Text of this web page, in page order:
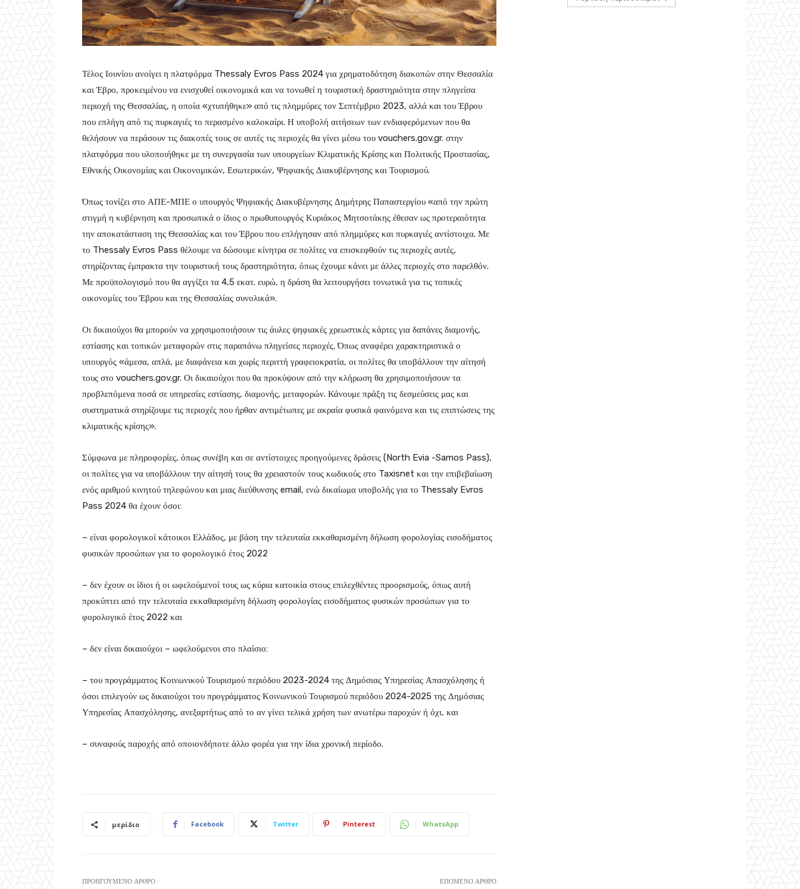
Τέλος Ιουνίου ανοίγει η πλατφόρμα Thessaly Evros Pass 2024 για χρηματοδότηση διακοπών στην Θεσσαλία
και Έβρο, προκειμένου να ενισχυθεί οικονομικά και να τονωθεί η τουριστική δραστηριότητα στην πληγείσα
περιοχή της Θεσσαλίας, η οποία «χτυπήθηκε» από τις πλημμύρες τον Σεπτέμβριο 2023, αλλά και του Έβρου
που επλήγη από τις πυρκαγιές το περασμένο καλοκαίρι. Η υποβολή αιτήσεων των ενδιαφερόμενων που θα
θελήσουν να περάσουν τις διακοπές τους σε αυτές τις περιοχές θα γίνει μέσω του vouchers.gov.gr. στην
πλατφόρμα που υλοποιήθηκε με τη συνεργασία των υπουργείων Κλιματικής Κρίσης και Πολιτικής Προστασίας,
Εθνικής Οικονομίας και Οικονομικών, Εσωτερικών, Ψηφιακής Διακυβέρνησης και Τουρισμού.
Όπως τονίζει στο ΑΠΕ-ΜΠΕ ο υπουργός Ψηφιακής Διακυβέρνησης Δημήτρης Παπαστεργίου «από την πρώτη
στιγμή η κυβέρνηση και προσωπικά ο ίδιος ο πρωθυπουργός Κυριάκος Μητσοτάκης έθεσαν ως προτεραιότητα
την αποκατάσταση της Θεσσαλίας και του Έβρου που επλήγησαν από πλημμύρες και πυρκαγιές αντίστοιχα. Με
το Thessaly Evros Pass θέλουμε να δώσουμε κίνητρα σε πολίτες να επισκεφθούν τις περιοχές αυτές,
στηρίζοντας έμπρακτα την τουριστική τους δραστηριότητα, όπως έχουμε κάνει με άλλες περιοχές στο παρελθόν.
Με προϋπολογισμό που θα αγγίξει τα 4,5 εκατ. ευρώ, η δράση θα λειτουργήσει τονωτικά για τις τοπικές
οικονομίες του Έβρου και της Θεσσαλίας συνολικά».
Οι δικαιούχοι θα μπορούν να χρησιμοποιήσουν τις άυλες ψηφιακές χρεωστικές κάρτες για δαπάνες διαμονής,
εστίασης και τοπικών μεταφορών στις παραπάνω πληγείσες περιοχές. Όπως αναφέρει χαρακτηριστικά ο
υπουργός «άμεσα, απλά, με διαφάνεια και χωρίς περιττή γραφειοκρατία, οι πολίτες θα υποβάλλουν την αίτησή
τους στο vouchers.gov.gr. Οι δικαιούχοι που θα προκύψουν από την κλήρωση θα χρησιμοποιήσουν τα
προβλεπόμενα ποσά σε υπηρεσίες εστίασης, διαμονής, μεταφορών. Κάνουμε πράξη τις δεσμεύσεις μας και
συστηματικά στηρίζουμε τις περιοχές που ήρθαν αντιμέτωπες με ακραία φυσικά φαινόμενα και τις επιπτώσεις της
κλιματικής κρίσης».
Σύμφωνα με πληροφορίες, όπως συνέβη και σε αντίστοιχες προηγούμενες δράσεις (North Evia -Samos Pass),
οι πολίτες για να υποβάλλουν την αίτησή τους θα χρειαστούν τους κωδικούς στο Taxisnet και την επιβεβαίωση
ενός αριθμού κινητού τηλεφώνου και μιας διεύθυνσης email, ενώ δικαίωμα υποβολής για το Thessaly Evros
Pass 2024 θα έχουν όσοι:
– είναι φορολογικοί κάτοικοι Ελλάδος, με βάση την τελευταία εκκαθαρισμένη δήλωση φορολογίας εισοδήματος
φυσικών προσώπων για το φορολογικό έτος 2022
– δεν έχουν οι ίδιοι ή οι ωφελούμενοί τους ως κύρια κατοικία στους επιλεχθέντες προορισμούς, όπως αυτή
προκύπτει από την τελευταία εκκαθαρισμένη δήλωση φορολογίας εισοδήματος φυσικών προσώπων για το
φορολογικό έτος 2022 και
– δεν είναι δικαιούχοι – ωφελούμενοι στο πλαίσιο:
– του προγράμματος Κοινωνικού Τουρισμού περιόδου 2023-2024 της Δημόσιας Υπηρεσίας Απασχόλησης ή
όσοι επιλεγούν ως δικαιούχοι του προγράμματος Κοινωνικού Τουρισμού περιόδου 2024-2025 της Δημόσιας
Υπηρεσίας Απασχόλησης, ανεξαρτήτως από το αν γίνει τελικά χρήση των ανωτέρω παροχών ή όχι, και
– συναφούς παροχής από οποιονδήποτε άλλο φορέα για την ίδια χρονική περίοδο.
μερίδιο Facebook Twitter Pinterest WhatsApp
ΠΡΟΗΓΟΎΜΕΝΟ ΆΡΘΡΟ ΕΠΌΜΕΝΟ ΆΡΘΡΟ